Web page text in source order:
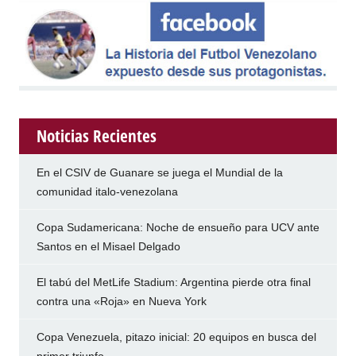
Noticias Recientes
En el CSIV de Guanare se juega el Mundial de la
comunidad italo-venezolana
Copa Sudamericana: Noche de ensueño para UCV ante
Santos en el Misael Delgado
El tabú del MetLife Stadium: Argentina pierde otra final
contra una «Roja» en Nueva York
Copa Venezuela, pitazo inicial: 20 equipos en busca del